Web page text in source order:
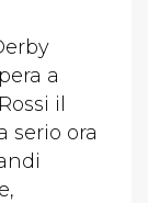
a
il
serio ora